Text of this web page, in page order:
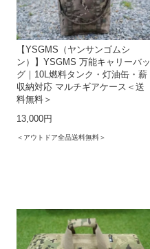
【YSGMS（ヤンサンゴムシ
ン）】YSGMS 万能キャリーバッ
グ｜10L燃料タンク・灯油缶・薪
収納対応 マルチギアケース＜送
料無料＞
13,000円
＜アウトドア全品送料無料＞